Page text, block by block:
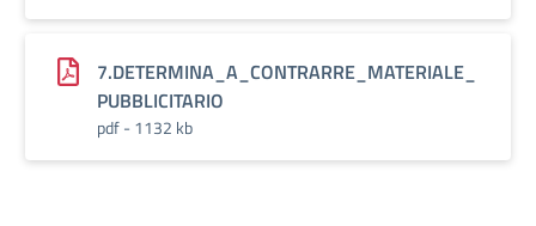
7.DETERMINA_A_CONTRARRE_MATERIALE_
PUBBLICITARIO
pdf - 1132 kb